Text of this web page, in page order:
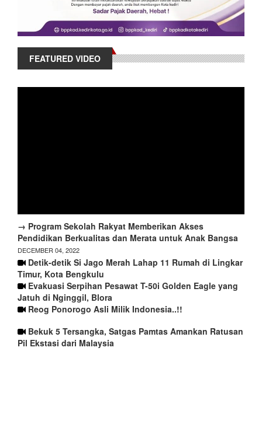
FEATURED VIDEO
→ Program Sekolah Rakyat Memberikan Akses
Pendidikan Berkualitas dan Merata untuk Anak Bangsa
DECEMBER 04, 2022
Detik-detik Si Jago Merah Lahap 11 Rumah di Lingkar
Timur, Kota Bengkulu
Evakuasi Serpihan Pesawat T-50i Golden Eagle yang
Jatuh di Nginggil, Blora
Reog Ponorogo Asli Milik Indonesia..!!
Bekuk 5 Tersangka, Satgas Pamtas Amankan Ratusan
Pil Ekstasi dari Malaysia